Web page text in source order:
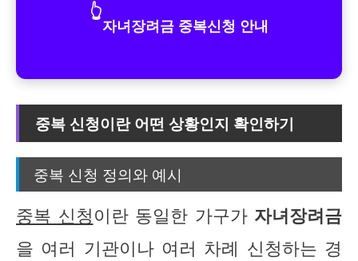
👆
자녀장려금 중복신청 안내
중복 신청이란 어떤 상황인지 확인하기
중복 신청 정의와 예시
중복 신청이란 동일한 가구가 자녀장려금
을 여러 기관이나 여러 차례 신청하는 경